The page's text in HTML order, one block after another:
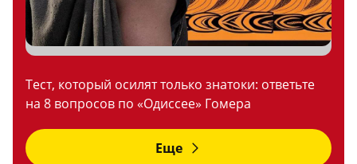
Тест, который осилят только знатоки: ответьте
на 8 вопросов по «Одиссее» Гомера
Еще